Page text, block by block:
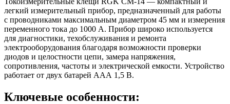
легкий измерительный прибор, предназначенный для работы
с проводниками максимальным диаметром 45 мм и измерения
переменного тока до 1000 А. Прибор широко используется
для диагностики, техобслуживания и ремонта
электрооборудования благодаря возможности проверки
диодов и целостности цепи, замера напряжения,
сопротивления, частоты и электрической емкости. Устройство
работает от двух батарей ААА 1,5 В.
Ключевые особенности: